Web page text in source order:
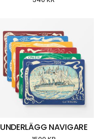
UNDERLÄGG NAVIGARE